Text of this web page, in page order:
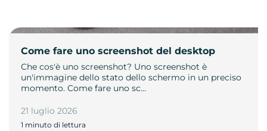
Come fare uno screenshot del desktop
Che cos'è uno screenshot? Uno screenshot è
un'immagine dello stato dello schermo in un preciso
momento. Come fare uno sc…
21 luglio 2026
1 minuto di lettura